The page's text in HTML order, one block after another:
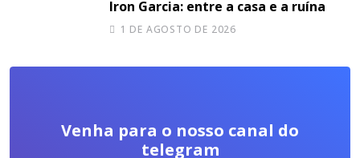
Iron Garcia: entre a casa e a ruína
1 DE AGOSTO DE 2026
Venha para o nosso canal do
telegram